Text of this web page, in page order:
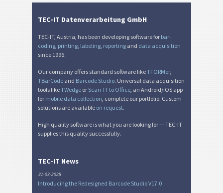
TEC-IT Datenverarbeitung GmbH
TEC-IT, Austria, has been developing software for bar-
coding printing labeling reporting and data acquisition
since 1996.
Our company offers standard software likeTFORMer,
TBarCode and Barcode Studio. Universal data acquisition
tools likeTWedge or Scan-IT to Office , an Android/iOS app
for mobile data collection , complete our portfolio. Custom
solutions are available on request.
High quality software is what you are looking for — TEC-IT
supplies this quality successfully.
TEC-IT News
31-03-2025
Introducing the Redesigned Barcode Studio V17.0